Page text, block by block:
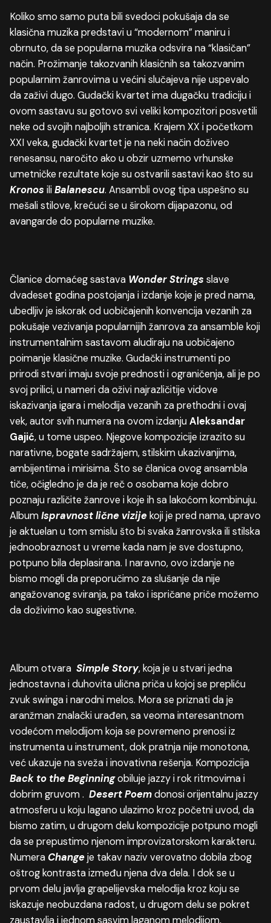
Koliko smo samo puta bili svedoci pokušaja da se
klasična muzika predstavi u “modernom” maniru i
obrnuto, da se popularna muzika odsvira na “klasičan”
način. Prožimanje takozvanih klasičnih sa takozvanim
popularnim žanrovima u većini slučajeva nije uspevalo
da zaživi dugo. Gudački kvartet ima dugačku tradiciju i
ovom sastavu su gotovo svi veliki kompozitori posvetili
neke od svojih najboljih stranica. Krajem XX i početkom
XXI veka, gudački kvartet je na neki način doživeo
renesansu, naročito ako u obzir uzmemo vrhunske
umetničke rezultate koje su ostvarili sastavi kao što su
Kronos iliBalanescu. Ansambli ovog tipa uspešno su
mešali stilove, krećući se u širokom dijapazonu, od
avangarde do popularne muzike.
Članice domaćeg sastava WonderStrings slave
dvadeset godina postojanja i izdanje koje je pred nama,
ubedljiv je iskorak od uobičajenih konvencija vezanih za
pokušaje vezivanja popularnijih žanrova za ansamble koji
instrumentalnim sastavom aludiraju na uobičajeno
poimanje klasične muzike. Gudački instrumenti po
prirodi stvari imaju svoje prednosti i ograničenja, ali je po
svoj prilici, u nameri da oživi najrazličitije vidove
iskazivanja igara i melodija vezanih za prethodni i ovaj
vek, autor svih numera na ovom izdanjuAleksandar
Gajić, u tome uspeo. Njegove kompozicije izrazito su
narativne, bogate sadržajem, stilskim ukazivanjima,
ambijentima i mirisima. Što se članica ovog ansambla
tiče, očigledno je da je reč o osobama koje dobro
poznaju različite žanrove i koje ih sa lakoćom kombinuju.
AlbumIspravnostlične vizije koji je pred nama, upravo
je aktuelan u tom smislu što bi svaka žanrovska ili stilska
jednoobraznost u vreme kada nam je sve dostupno,
potpuno bila deplasirana. I naravno, ovo izdanje ne
bismo mogli da preporučimo za slušanje da nije
angažovanog sviranja, pa tako i ispričane priče možemo
da doživimo kao sugestivne.
Album otvara SimpleStory, koja je u stvari jedna
jednostavna i duhovita ulična priča u kojoj se prepliću
zvuk swinga i narodni melos. Mora se priznati da je
aranžman znalački urađen, sa veoma interesantnom
vodećom melodijom koja se povremeno prenosi iz
instrumenta u instrument, dok pratnja nije monotona,
već ukazuje na sveža i inovativna rešenja. Kompozicija
Back to the Beginningobiluje jazzy i rok ritmovima i
dobrim gruvom . DesertPoemdonosi orijentalnu jazzy
atmosferu u koju lagano ulazimo kroz početni uvod, da
bismo zatim, u drugom delu kompozicije potpuno mogli
da se prepustimo njenom improvizatorskom karakteru.
Numera Changeje takav naziv verovatno dobila zbog
oštrog kontrasta između njena dva dela. I dok se u
prvom delu javlja grapelijevska melodija kroz koju se
iskazuje neobuzdana radost, u drugom delu se pokret
zaustavlja i jednom sasvim laganom melodijom,